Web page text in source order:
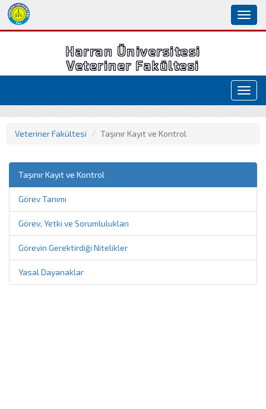
Harran Üniversitesi
Veteriner Fakültesi
Veteriner Fakültesi Taşınır Kayıt ve Kontrol
Taşınır Kayıt ve Kontrol
Görev Tanımı
Görev, Yetki ve Sorumlulukları
Görevin Gerektirdiği Nitelikler
Yasal Dayanaklar